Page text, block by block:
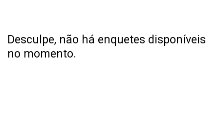
Desculpe, não há enquetes disponíveis
no momento.